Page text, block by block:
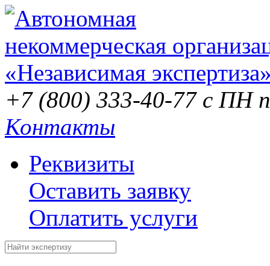
+7 (800) 333-40-77 с ПН
Контакты
Реквизиты
Оставить заявку
Оплатить услуги